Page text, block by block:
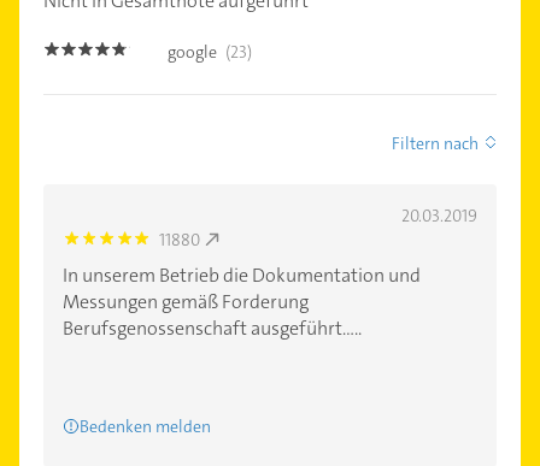
4.7000003 google (23)
Filtern nach
20.03.2019
5.0 11880
In unserem Betrieb die Dokumentation und
Messungen gemäß Forderung
Berufsgenossenschaft ausgeführt.....
Bedenken melden